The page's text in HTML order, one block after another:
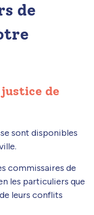
de
justice de
sont disponibles
commissaires de
les particuliers que
leurs conflits